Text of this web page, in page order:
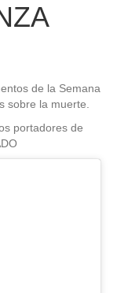
de la Semana
sobre la muerte.
portadores de